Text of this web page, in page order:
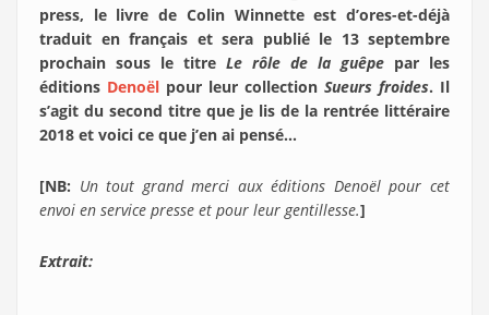
press, le livre de Colin Winnette est d’ores-et-déjà
traduit en français et sera publié le 13 septembre
prochain sous le titre Le rôle de la guêpe par les
éditions Denoël pour leur collection Sueurs froides. Il
s’agit du second titre que je lis de la rentrée littéraire
2018 et voici ce que j’en ai pensé…
[NB: Un tout grand merci aux éditions Denoël pour cet
envoi en service presse et pour leur gentillesse.]
Extrait: